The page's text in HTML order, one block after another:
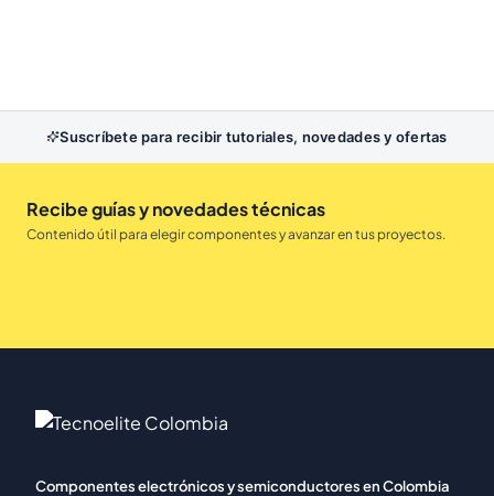
Suscríbete para recibir tutoriales, novedades y ofertas
Recibe guías y novedades técnicas
Contenido útil para elegir componentes y avanzar en tus proyectos.
Componentes electrónicos y semiconductores en Colombia